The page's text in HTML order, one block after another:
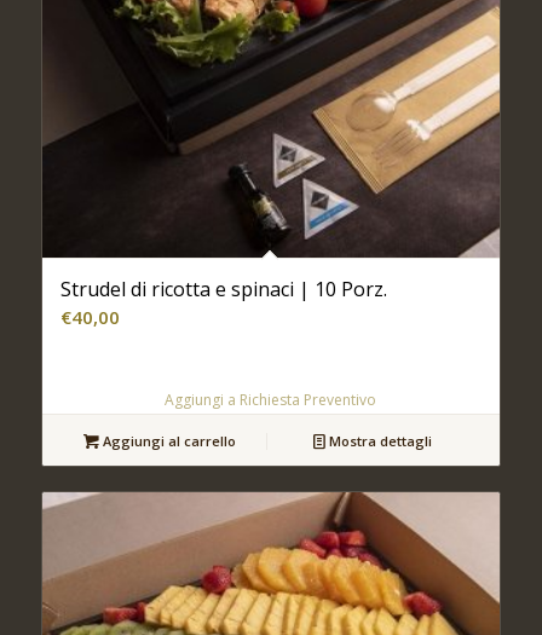
Strudel di ricotta e spinaci | 10 Porz.
€40,00
Aggiungi a Richiesta Preventivo
Aggiungi al carrello Mostra dettagli